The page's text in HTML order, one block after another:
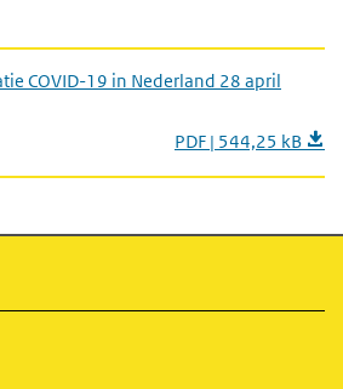
COVID-19 in Nederland 28 april
PDF | 544,25 kB